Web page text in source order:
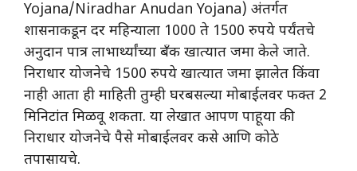
Yojana/Niradhar Anudan Yojana) अंतर्गत
शासनाकडून दर महिन्याला 1000 ते 1500 रुपये पर्यंतचे
अनुदान पात्र लाभार्थ्यांच्या बँक खात्यात जमा केले जाते.
निराधार योजनेचे 1500 रुपये खात्यात जमा झालेत किंवा
नाही आता ही माहिती तुम्ही घरबसल्या मोबाईलवर फक्त 2
मिनिटांत मिळवू शकता. या लेखात आपण पाहूया की
निराधार योजनेचे पैसे मोबाईलवर कसे आणि कोठे
तपासायचे.